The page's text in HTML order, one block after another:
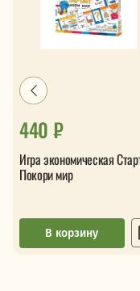
440 ₽
Игра экономическая
Покори мир
В корзину